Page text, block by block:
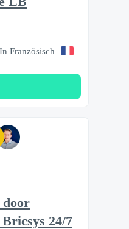
In Französisch
door
24/7